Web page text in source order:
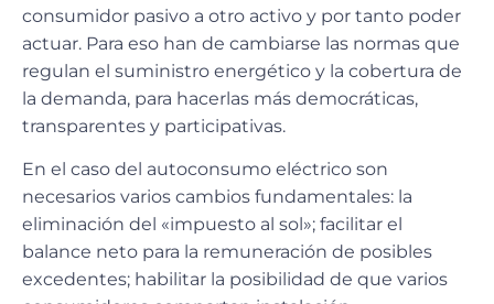
consumidor pasivo a otro activo y por tanto poder
actuar. Para eso han de cambiarse las normas que
regulan el suministro energético y la cobertura de
la demanda, para hacerlas más democráticas,
transparentes y participativas.
En el caso del autoconsumo eléctrico son
necesarios varios cambios fundamentales: la
eliminación del «impuesto al sol»; facilitar el
balance neto para la remuneración de posibles
excedentes; habilitar la posibilidad de que varios